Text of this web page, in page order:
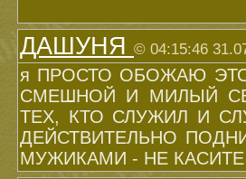
ДАШУНЯ © 04:15:46
я ПРОСТО ОБОЖАЮ
СМЕШНОЙ И МИЛЫЙ
ТЕХ, КТО СЛУЖИЛ И
ДЕЙСТВИТЕЛЬНО
МУЖИКАМИ - НЕ